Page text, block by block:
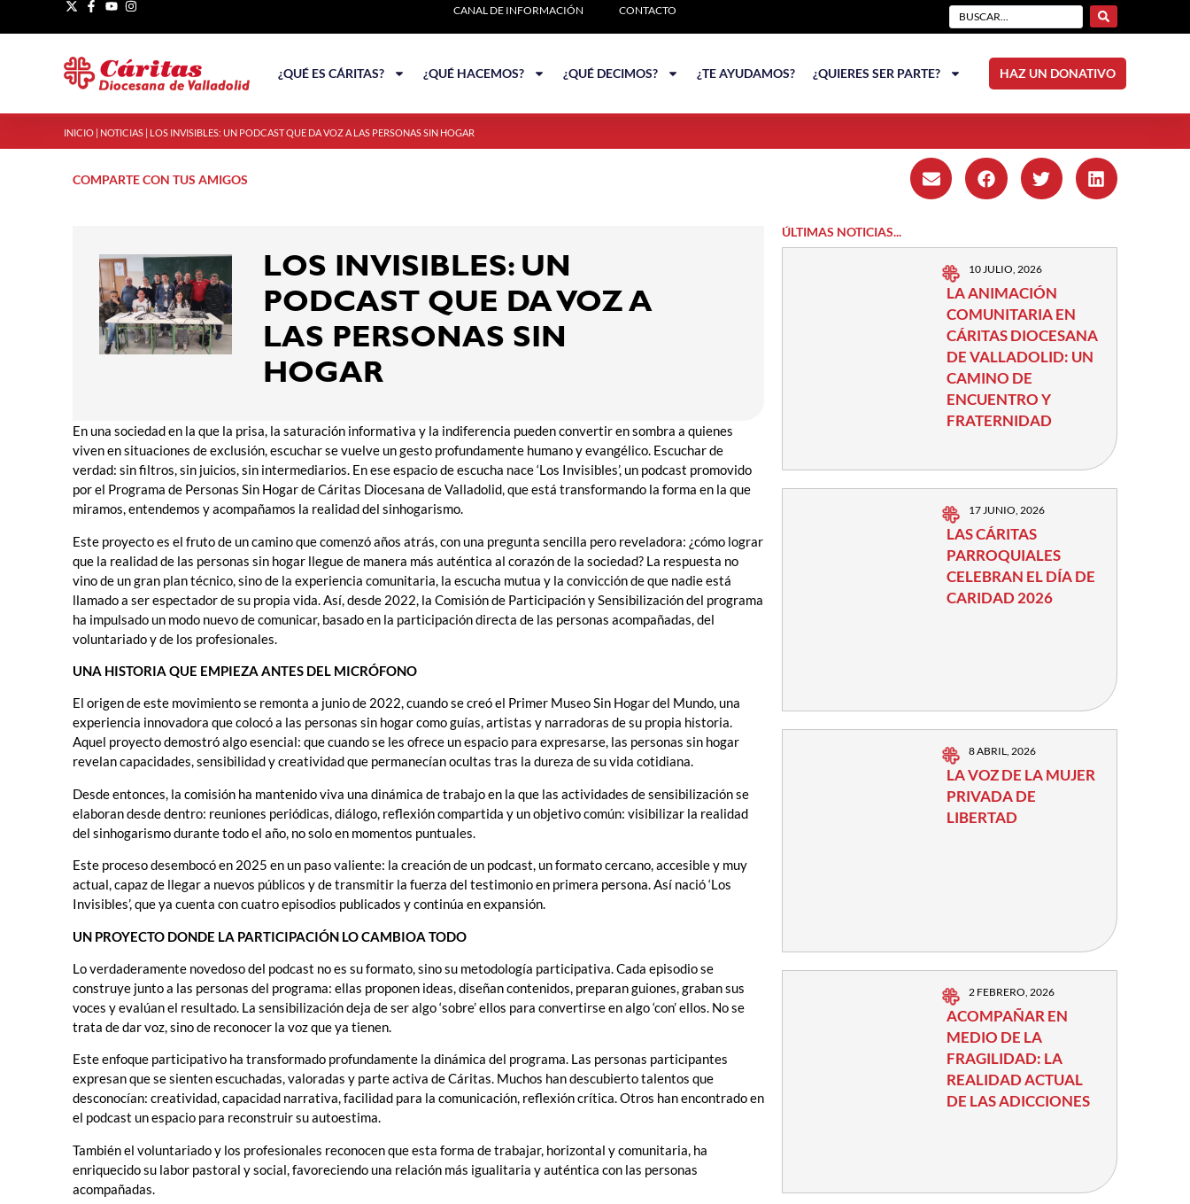
CANAL DE INFORMACIÓN CONTACTO
¿QUÉ ES CÁRITAS? ¿QUÉ HACEMOS? ¿QUÉ DECIMOS? ¿TE AYUDAMOS? ¿QUIERES SER PARTE? HAZ UN DONATIVO
INICIO | NOTICIAS | LOS INVISIBLES: UN PODCAST QUE DA VOZ A LAS PERSONAS SIN HOGAR
COMPARTE CON TUS AMIGOS
LOS INVISIBLES: UN
PODCAST QUE DA VOZ A
LAS PERSONAS SIN
HOGAR
En una sociedad en la que la prisa, la saturación informativa y la indiferencia pueden convertir en sombra a quienes
viven en situaciones de exclusión, escuchar se vuelve un gesto profundamente humano y evangélico. Escuchar de
verdad: sin filtros, sin juicios, sin intermediarios. En ese espacio de escucha nace ‘Los Invisibles’, un podcast promovido
por el Programa de Personas Sin Hogar de Cáritas Diocesana de Valladolid, que está transformando la forma en la que
miramos, entendemos y acompañamos la realidad del sinhogarismo.
Este proyecto es el fruto de un camino que comenzó años atrás, con una pregunta sencilla pero reveladora: ¿cómo lograr
que la realidad de las personas sin hogar llegue de manera más auténtica al corazón de la sociedad? La respuesta no
vino de un gran plan técnico, sino de la experiencia comunitaria, la escucha mutua y la convicción de que nadie está
llamado a ser espectador de su propia vida. Así, desde 2022, la Comisión de Participación y Sensibilización del programa
ha impulsado un modo nuevo de comunicar, basado en la participación directa de las personas acompañadas, del
voluntariado y de los profesionales.
UNA HISTORIA QUE EMPIEZA ANTES DEL MICRÓFONO
El origen de este movimiento se remonta a junio de 2022, cuando se creó el Primer Museo Sin Hogar del Mundo, una
experiencia innovadora que colocó a las personas sin hogar como guías, artistas y narradoras de su propia historia.
Aquel proyecto demostró algo esencial: que cuando se les ofrece un espacio para expresarse, las personas sin hogar
revelan capacidades, sensibilidad y creatividad que permanecían ocultas tras la dureza de su vida cotidiana.
Desde entonces, la comisión ha mantenido viva una dinámica de trabajo en la que las actividades de sensibilización se
elaboran desde dentro: reuniones periódicas, diálogo, reflexión compartida y un objetivo común: visibilizar la realidad
del sinhogarismo durante todo el año, no solo en momentos puntuales.
Este proceso desembocó en 2025 en un paso valiente: la creación de un podcast, un formato cercano, accesible y muy
actual, capaz de llegar a nuevos públicos y de transmitir la fuerza del testimonio en primera persona. Así nació ‘Los
Invisibles’, que ya cuenta con cuatro episodios publicados y continúa en expansión.
UN PROYECTO DONDE LA PARTICIPACIÓN LO CAMBIOA TODO
Lo verdaderamente novedoso del podcast no es su formato, sino su metodología participativa. Cada episodio se
construye junto a las personas del programa: ellas proponen ideas, diseñan contenidos, preparan guiones, graban sus
voces y evalúan el resultado. La sensibilización deja de ser algo ‘sobre’ ellos para convertirse en algo ‘con’ ellos. No se
trata de dar voz, sino de reconocer la voz que ya tienen.
Este enfoque participativo ha transformado profundamente la dinámica del programa. Las personas participantes
expresan que se sienten escuchadas, valoradas y parte activa de Cáritas. Muchos han descubierto talentos que
desconocían: creatividad, capacidad narrativa, facilidad para la comunicación, reflexión crítica. Otros han encontrado en
el podcast un espacio para reconstruir su autoestima.
También el voluntariado y los profesionales reconocen que esta forma de trabajar, horizontal y comunitaria, ha
enriquecido su labor pastoral y social, favoreciendo una relación más igualitaria y auténtica con las personas
acompañadas.
ÚLTIMAS NOTICIAS...
10 JULIO, 2026
LA ANIMACIÓN
COMUNITARIA EN
CÁRITAS DIOCESANA
DE VALLADOLID: UN
CAMINO DE
ENCUENTRO Y
FRATERNIDAD
17 JUNIO, 2026
LAS CÁRITAS
PARROQUIALES
CELEBRAN EL DÍA DE
CARIDAD 2026
8 ABRIL, 2026
LA VOZ DE LA MUJER
PRIVADA DE
LIBERTAD
2 FEBRERO, 2026
ACOMPAÑAR EN
MEDIO DE LA
FRAGILIDAD: LA
REALIDAD ACTUAL
DE LAS ADICCIONES